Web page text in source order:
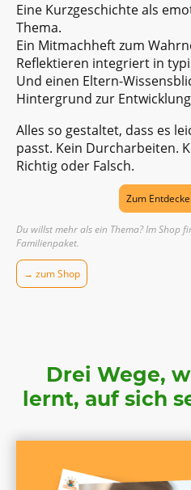
Eine Kurzgeschichte als
Thema.
Ein Mitmachheft zum
Reflektieren integriert in
Und einen Eltern-
Hintergrund zur
Alles so gestaltet, dass es
passt. Kein Durcharbeiten.
Richtig oder Falsch.
Zum
Du willst mehr als ein Thema? Im Shop
Familienpaket.
→ zum Shop
Drei Wege,
lernt, auf sich